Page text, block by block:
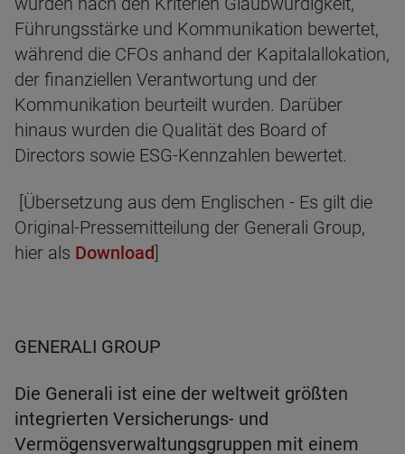
Führungsstärke und Kommunikation bewertet,
während die CFOs anhand der Kapitalallokation,
der finanziellen Verantwortung und der
Kommunikation beurteilt wurden. Darüber
hinaus wurden die Qualität des Board of
Directors sowie ESG-Kennzahlen bewertet.
[Übersetzung aus dem Englischen - Es gilt die
Original-Pressemitteilung der Generali Group,
hier als Download]
GENERALI GROUP
Die Generali ist eine der weltweit größten
integrierten Versicherungs- und
Vermögensverwaltungsgruppen mit einem